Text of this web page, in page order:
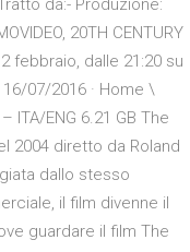
da:- Produzione:
20TH CENTURY
febbraio, dalle 21:20 su
07/2016 · Home \
ITA/ENG 6.21 GB The
2004 diretto da Roland
dallo stesso
il film divenne il
guardare il film The